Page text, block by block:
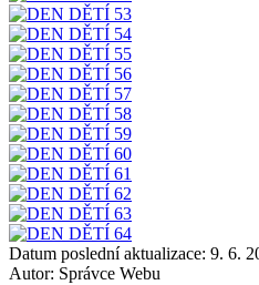
Datum poslední aktualizace: 9. 6.
Autor: Správce Webu